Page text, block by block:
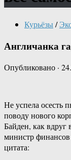
Курьёзы/
Англичанка
Опубликовано ·
Не успела осесть
поводу нового
Байден, как вдруг
министр
цитата: